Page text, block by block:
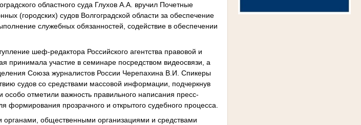
областного суда Глухов А.А. вручил Почетные
(городских) судов Волгоградской области за обеспечение
служебных обязанностей, содействие в обеспечении
шеф-редактора Российского агентства правовой и
участие в семинаре посредством видеосвязи, а
Союза журналистов России Черепахина В.И. Спикеры
судов со средствами массовой информации, подчеркнув
отметили важность правильного написания пресс-
прозрачного и открытого судебного процесса.
органами, общественными организациями и средствами